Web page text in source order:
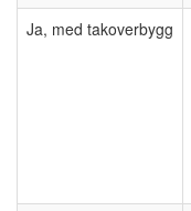
Ja, med takoverbygg